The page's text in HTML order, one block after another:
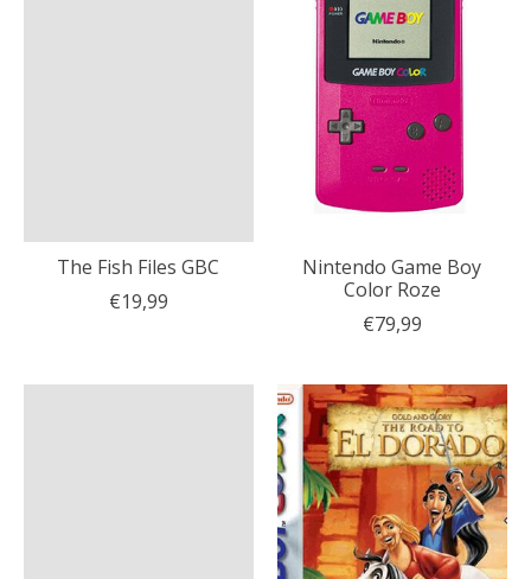
The Fish Files GBC
€19,99
Nintendo Game Boy
Color Roze
€79,99